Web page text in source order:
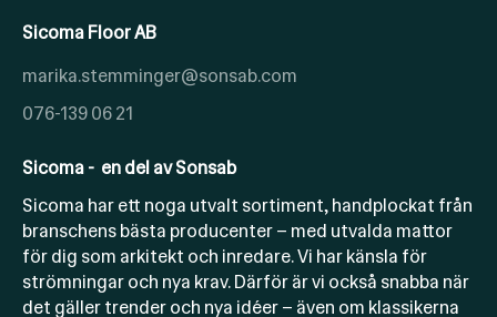
Sicoma Floor AB
marika.stemminger@sonsab.com
076-139 06 21
Sicoma - en del av Sonsab
Sicoma har ett noga utvalt sortiment, handplockat från
branschens bästa producenter – med utvalda mattor
för dig som arkitekt och inredare. Vi har känsla för
strömningar och nya krav. Därför är vi också snabba när
det gäller trender och nya idéer – även om klassikerna